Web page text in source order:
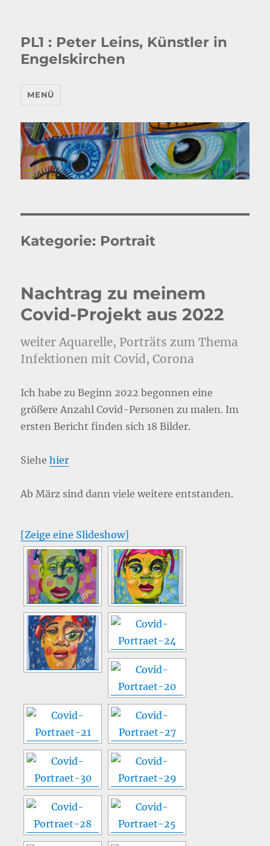
PL1 : Peter Leins, Künstler in
Engelskirchen
MENÜ
Kategorie: Portrait
Nachtrag zu meinem
Covid-Projekt aus 2022
weiter Aquarelle, Porträts zum Thema
Infektionen mit Covid, Corona
Ich habe zu Beginn 2022 begonnen eine
größere Anzahl Covid-Personen zu malen. Im
ersten Bericht finden sich 18 Bilder.
Siehehier
Ab März sind dann viele weitere entstanden.
[Zeige eine Slideshow]